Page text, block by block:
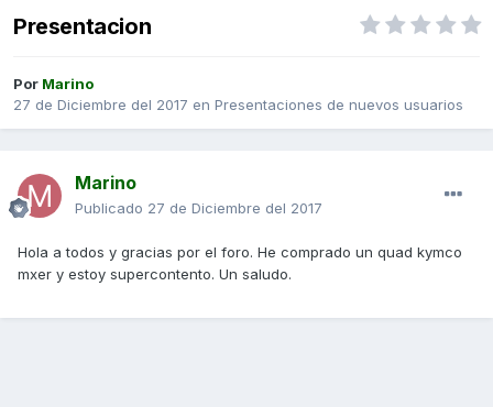
Presentacion
Por Marino
27 de Diciembre del 2017 en Presentaciones de nuevos usuarios
Marino
Publicado 27 de Diciembre del 2017
Hola a todos y gracias por el foro. He comprado un quad kymco
mxer y estoy supercontento. Un saludo.